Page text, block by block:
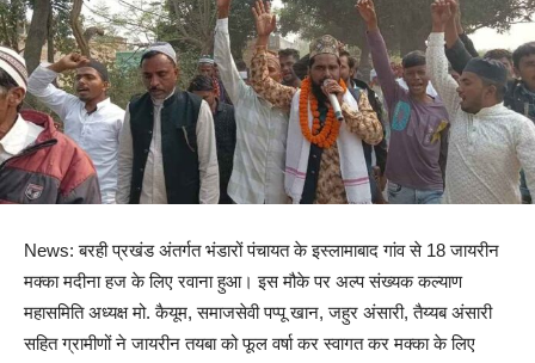
News: बरही प्रखंड अंतर्गत भंडारों पंचायत के इस्लामाबाद गांव से 18 जायरीन
मक्का मदीना हज के लिए रवाना हुआ। इस मौके पर अल्प संख्यक कल्याण
महासमिति अध्यक्ष मो. कैयूम, समाजसेवी पप्पू खान, जहुर अंसारी, तैय्यब अंसारी
सहित ग्रामीणों ने जायरीन तयबा को फूल वर्षा कर स्वागत कर मक्का के लिए